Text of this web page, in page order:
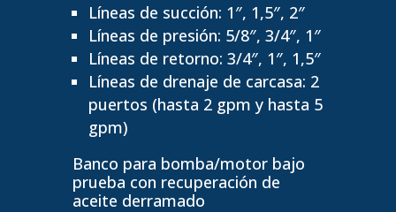
Líneas de succión: 1″, 1,5″, 2″
Líneas de presión: 5/8″, 3/4″, 1″
Líneas de retorno: 3/4″, 1″, 1,5″
Líneas de drenaje de carcasa: 2
puertos (hasta 2 gpm y hasta 5
gpm)
Banco para bomba/motor bajo
prueba con recuperación de
aceite derramado